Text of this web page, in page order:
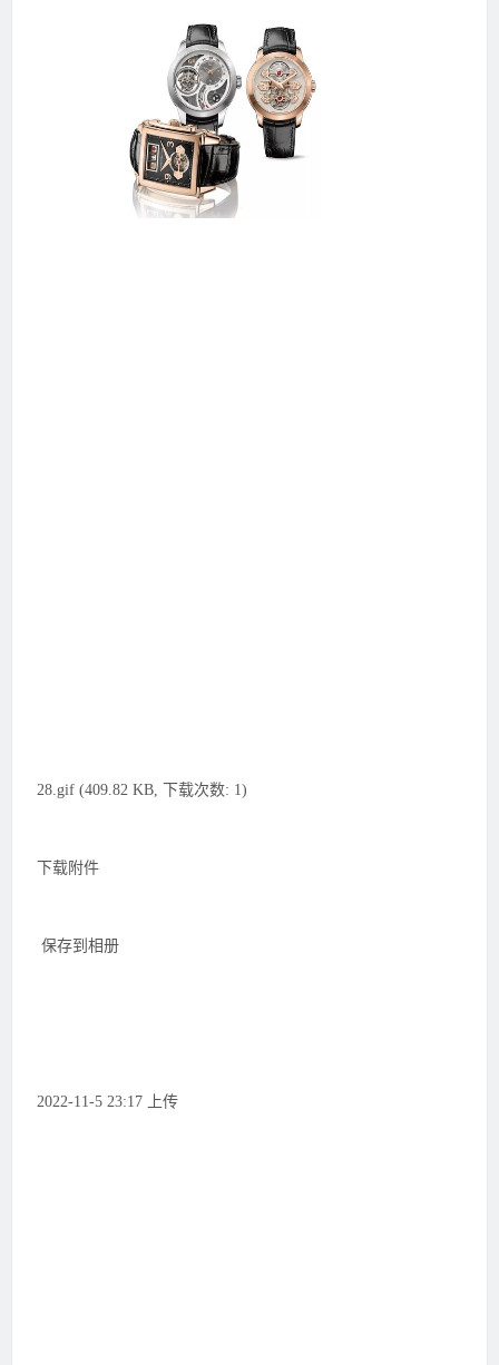
28.gif (409.82 KB, 下载次数: 1)
下载附件
保存到相册
2022-11-5 23:17 上传